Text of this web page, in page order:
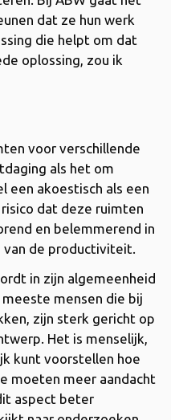
dat ze hun werk
die helpt om dat
oplossing, zou ik
voor verschillende
als het om
een akoestisch als een
dat deze ruimten
en belemmerend in
van de productiviteit.
in zijn algemeenheid
mensen die bij
zijn sterk gericht op
Het is menselijk,
kunt voorstellen hoe
moeten meer aandacht
aspect beter